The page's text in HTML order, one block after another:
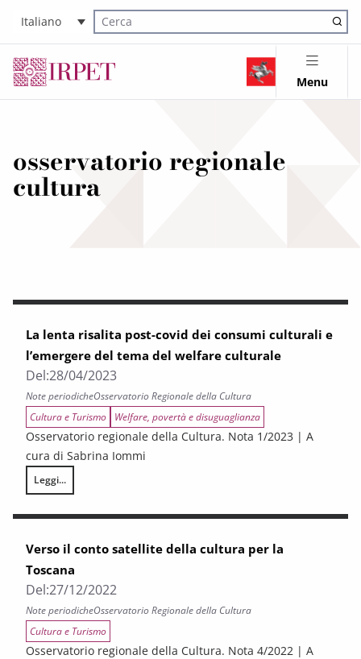
Italiano
Cerca nel sito
Menu
osservatorio regionale
cultura
La lenta risalita post-covid dei consumi culturali e
l’emergere del tema del welfare culturale
Del:28/04/2023
Note periodicheOsservatorio Regionale della Cultura
Cultura e Turismo
Welfare, povertà e disuguaglianza
Osservatorio regionale della Cultura. Nota 1/2023 | A
cura di Sabrina Iommi
Leggi...
La lenta risalita post-covid dei consumi culturali e l’emergere del
Verso il conto satellite della cultura per la
Toscana
Del:27/12/2022
Note periodicheOsservatorio Regionale della Cultura
Cultura e Turismo
Osservatorio regionale della Cultura. Nota 4/2022 | A